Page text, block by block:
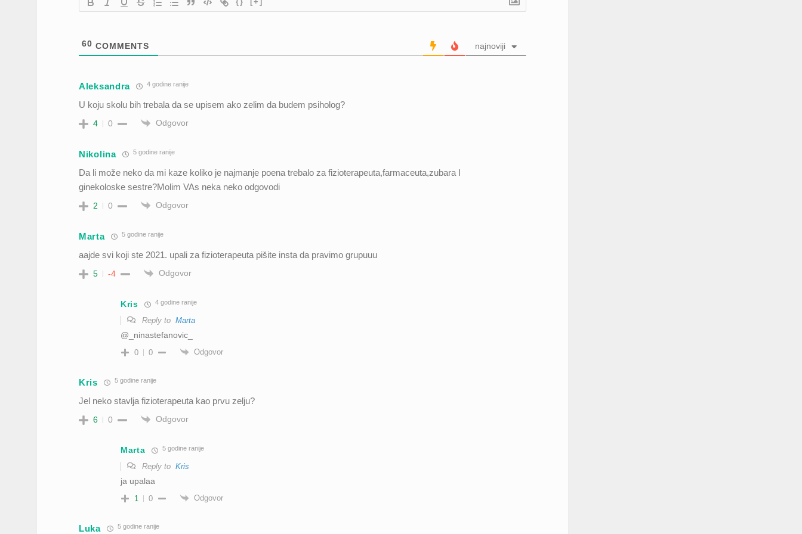
60 COMMENTS najnoviji
Aleksandra 4 godine ranije
U koju skolu bih trebala da se upisem ako zelim da budem psiholog?
4 0 Odgovor
Nikolina 5 godine ranije
Da li može neko da mi kaze koliko je najmanje poena trebalo za fizioterapeuta,farmaceuta,zubara I
ginekoloske sestre?Molim VAs neka neko odgovodi
2 0 Odgovor
Marta 5 godine ranije
aajde svi koji ste 2021. upali za fizioterapeuta pišite insta da pravimo grupuuu
5 -4 Odgovor
Kris 4 godine ranije
Reply to Marta
@_ninastefanovic_
0 0 Odgovor
Kris 5 godine ranije
Jel neko stavlja fizioterapeuta kao prvu zelju?
6 0 Odgovor
Marta 5 godine ranije
Reply to Kris
ja upalaa
1 0 Odgovor
Luka 5 godine ranije